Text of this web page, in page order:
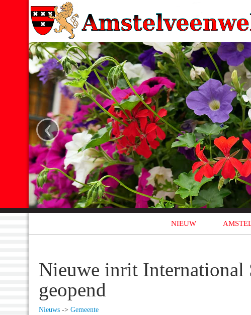
‹
NIEUW
Nieuwe inrit International
geopend
Nieuws -> Gemeente